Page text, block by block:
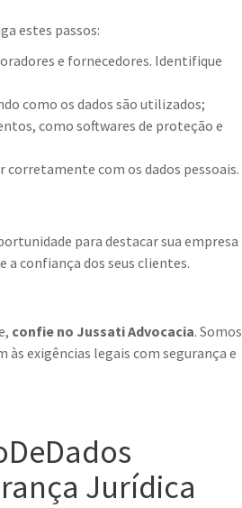
estes passos:
e fornecedores. Identifique
como os dados são utilizados;
como softwares de proteção e
com os dados pessoais.
para destacar sua empresa
confiança dos seus clientes.
confie no Jussati Advocacia. Somos
às exigências legais com segurança e
Jurídica